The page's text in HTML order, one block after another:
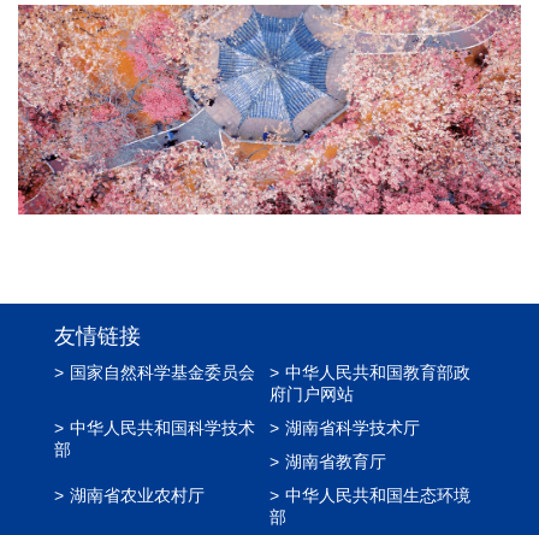
友情链接
> 国家自然科学基金委员会 > 中华人民共和国教育部政
府门户网站
> 中华人民共和国科学技术
部
> 湖南省科学技术厅
> 湖南省教育厅
> 湖南省农业农村厅 > 中华人民共和国生态环境
部